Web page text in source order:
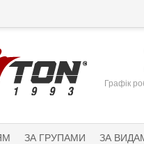
Графік
ЗА ГРУПАМИ ЗА